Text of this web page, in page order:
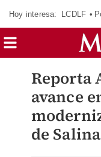
Hoy interesa: LCDLF
Reporta
avance
de